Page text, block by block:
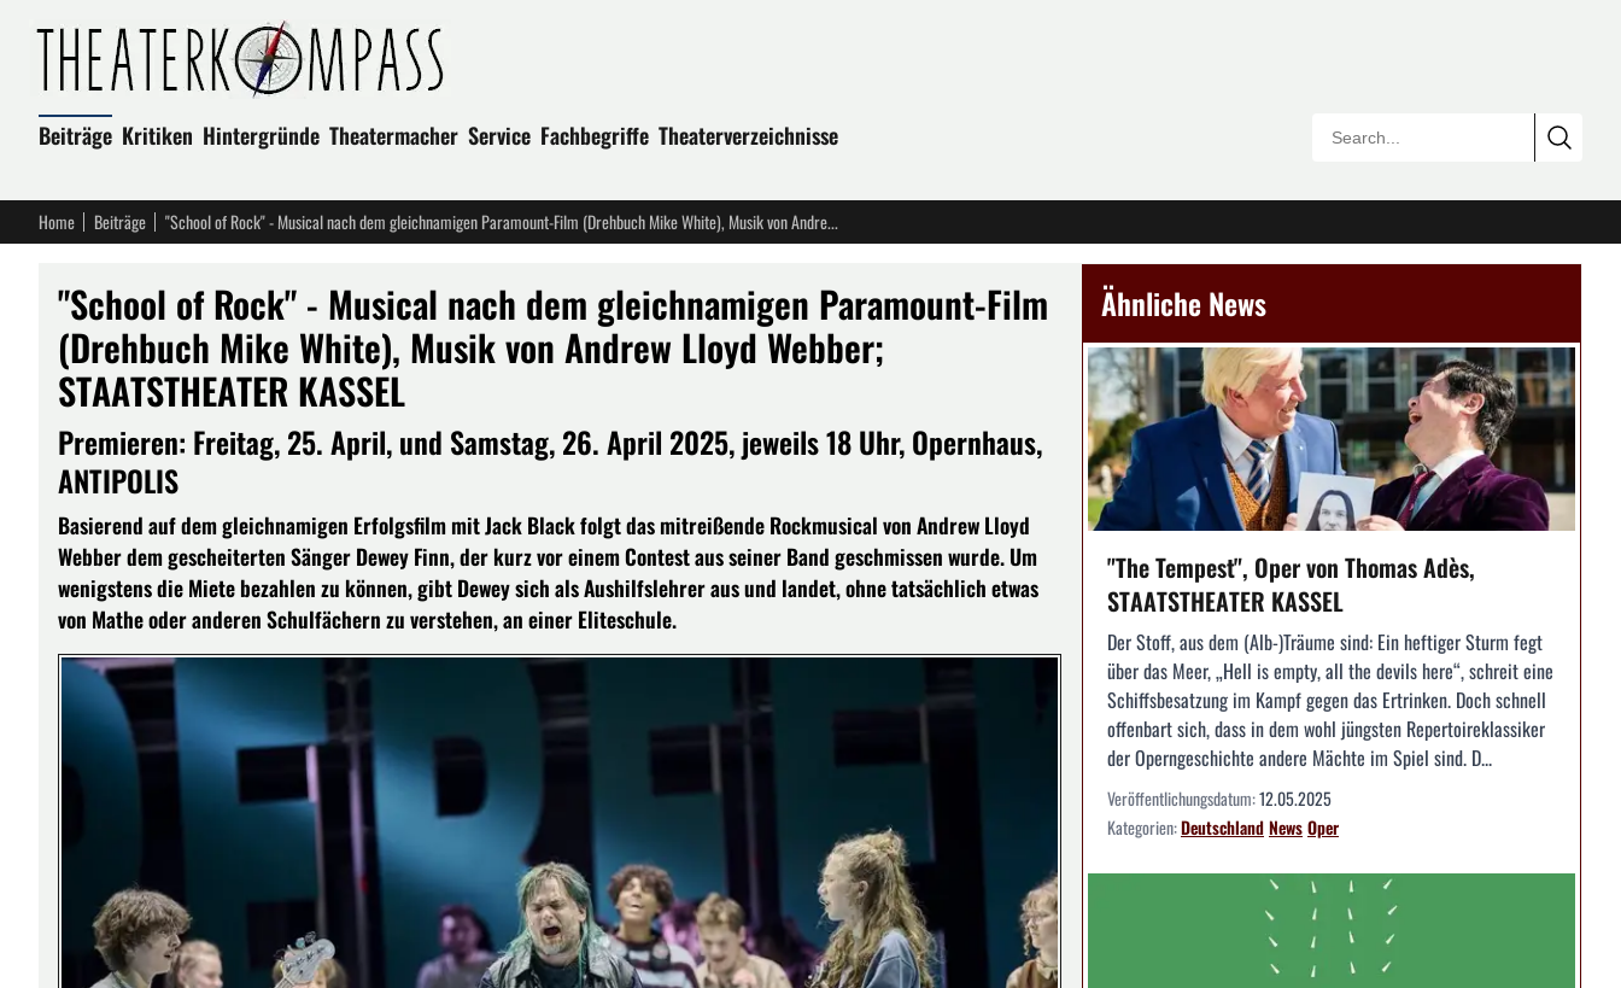
Beiträge Kritiken Hintergründe Theatermacher Service Fachbegriffe Theaterverzeichnisse
Home Beiträge "School of Rock" - Musical nach dem gleichnamigen Paramount-Film (Drehbuch Mike White), Musik von Andrew Lloyd Webber; STAATSTHEATER KASSEL
"School of Rock" - Musical nach dem gleichnamigen Paramount-Film
(Drehbuch Mike White), Musik von Andrew Lloyd Webber;
STAATSTHEATER KASSEL
Premieren: Freitag, 25. April, und Samstag, 26. April 2025, jeweils 18 Uhr, Opernhaus,
ANTIPOLIS
Basierend auf dem gleichnamigen Erfolgsfilm mit Jack Black folgt das mitreißende Rockmusical von Andrew Lloyd
Webber dem gescheiterten Sänger Dewey Finn, der kurz vor einem Contest aus seiner Band geschmissen wurde. Um
wenigstens die Miete bezahlen zu können, gibt Dewey sich als Aushilfslehrer aus und landet, ohne tatsächlich etwas
von Mathe oder anderen Schulfächern zu verstehen, an einer Eliteschule.
Ähnliche News
"The Tempest", Oper von Thomas Adès,
STAATSTHEATER KASSEL
Der Stoff, aus dem (Alb-)Träume sind: Ein heftiger Sturm fegt
über das Meer, „Hell is empty, all the devils here“, schreit eine
Schiffsbesatzung im Kampf gegen das Ertrinken. Doch schnell
offenbart sich, dass in dem wohl jüngsten Repertoireklassiker
der Operngeschichte andere Mächte im Spiel sind. D...
Veröffentlichungsdatum:12.05.2025
Kategorien:DeutschlandNewsOper